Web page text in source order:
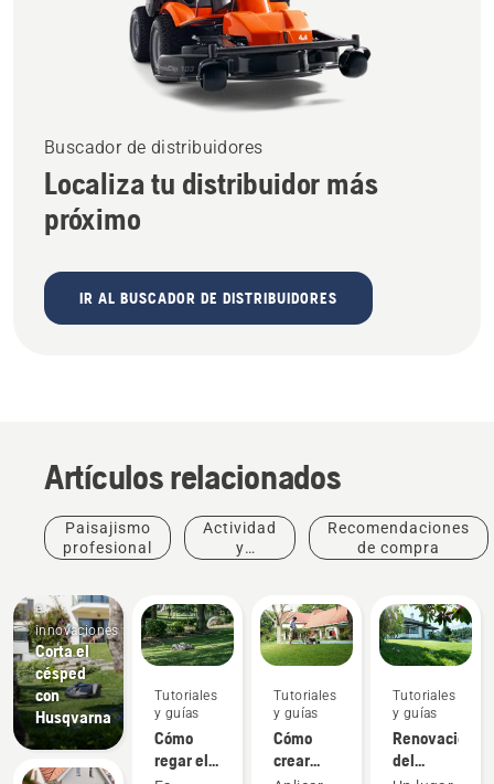
Buscador de distribuidores
Localiza tu distribuidor más
próximo
IR AL BUSCADOR DE DISTRIBUIDORES
Artículos relacionados
Paisajismo
profesional
Actividad
y
Recomendaciones
de compra
e
innovaciones
Corta el
césped
con
Husqvarna
Tutoriales
y guías
Cómo
regar el
Tutoriales
y guías
Cómo
crear
Tutoriales
y guías
Renovación
del